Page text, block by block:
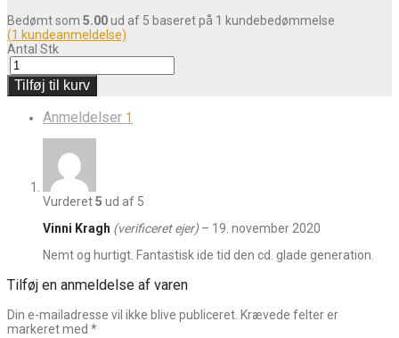
Bedømt som 5.00ud af 5 baseret på 1 kundebedømmelse
(1 kundeanmeldelse)
Antal Stk
Tilføj til kurv
Anmeldelser 1
Vurderet5 ud af 5
Vinni Kragh (verificeret ejer) – 19. november 2020
Nemt og hurtigt. Fantastisk ide tid den cd. glade generation.
Tilføj en anmeldelse af varen
Din e-mailadresse vil ikke blive publiceret. Krævede felter er
markeret med *